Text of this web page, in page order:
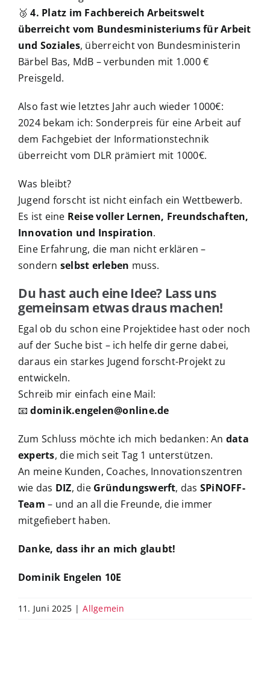
🥉4. Platz im Fachbereich Arbeitswelt
überreicht vom Bundesministeriums für Arbeit
und Soziales, überreicht von Bundesministerin
Bärbel Bas, MdB – verbunden mit 1.000 €
Preisgeld.
Also fast wie letztes Jahr auch wieder 1000€:
2024 bekam ich: Sonderpreis für eine Arbeit auf
dem Fachgebiet der Informationstechnik
überreicht vom DLR prämiert mit 1000€.
Was bleibt?
Jugend forscht ist nicht einfach ein Wettbewerb.
Es ist eine Reise voller Lernen, Freundschaften,
Innovation und Inspiration.
Eine Erfahrung, die man nicht erklären –
sondern selbst erleben muss.
Du hast auch eine Idee? Lass uns
gemeinsam etwas draus machen!
Egal ob du schon eine Projektidee hast oder noch
auf der Suche bist – ich helfe dir gerne dabei,
daraus ein starkes Jugend forscht-Projekt zu
entwickeln.
Schreib mir einfach eine Mail:
📧dominik.engelen@online.de
Zum Schluss möchte ich mich bedanken: An data
experts, die mich seit Tag 1 unterstützen.
An meine Kunden, Coaches, Innovationszentren
wie das DIZ, die Gründungswerft, das SPiNOFF-
Team – und an all die Freunde, die immer
mitgefiebert haben.
Danke, dass ihr an mich glaubt!
Dominik Engelen 10E
11. Juni 2025 | Allgemein